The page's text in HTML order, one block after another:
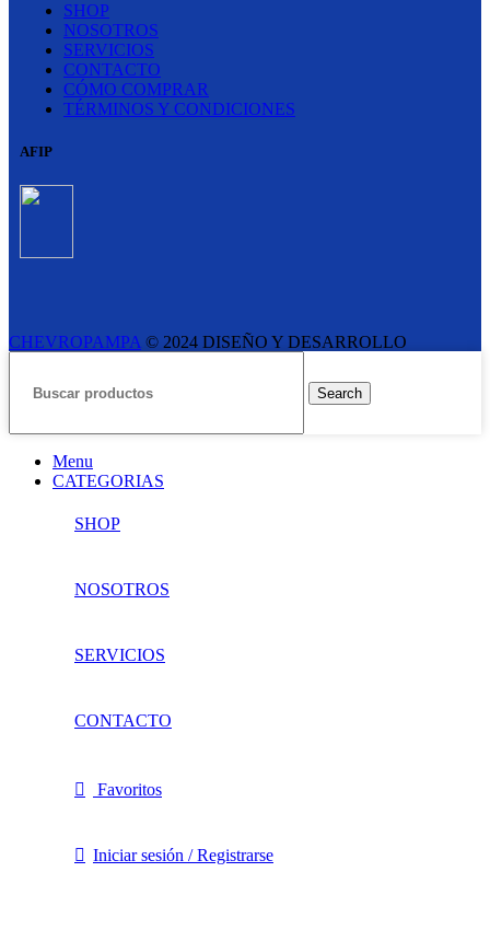
SHOP
NOSOTROS
SERVICIOS
CONTACTO
CÓMO COMPRAR
TÉRMINOS Y CONDICIONES
AFIP
CHEVROPAMPA © 2024 DISEÑO Y DESARROLLO
Search
Menu
CATEGORIAS
SHOP
NOSOTROS
SERVICIOS
CONTACTO
Favoritos
Iniciar sesión / Registrarse